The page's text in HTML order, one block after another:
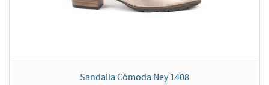
Sandalia Cómoda Ney 1408